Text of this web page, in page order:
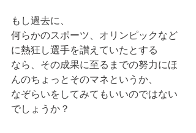
もし過去に、
何らかのスポーツ、オリンピックなど
に熱狂し選手を讃えていたとする
なら、その成果に至るまでの努力にほ
んのちょっとそのマネというか、
なぞらいをしてみてもいいのではない
でしょうか？